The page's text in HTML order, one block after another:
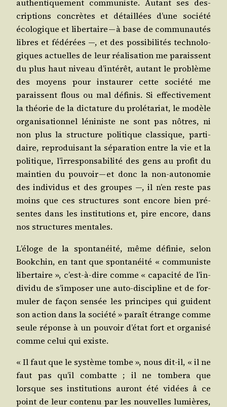
authen­ti­que­ment com­mu­niste. Autant ses des­
crip­tions concrètes et détaillées d’une socié­té
éco­lo­gique et liber­taire — à base de com­mu­nau­tés
libres et fédé­rées —, et des pos­si­bi­li­tés tech­no­lo­
giques actuelles de leur réa­li­sa­tion me paraissent
du plus haut niveau d’in­té­rêt, autant le pro­blème
des moyens pour ins­tau­rer cette socié­té me
paraissent flous ou mal défi­nis. Si effec­ti­ve­ment
la théo­rie de la dic­ta­ture du pro­lé­ta­riat, le modèle
orga­ni­sa­tion­nel léni­niste ne sont pas nôtres, ni
non plus la struc­ture poli­tique clas­sique, par­ti­
daire, repro­dui­sant la sépa­ra­tion entre la vie et la
poli­tique, l’ir­res­pon­sa­bi­li­té des gens au pro­fit du
main­tien du pou­voir — et donc la non-auto­no­mie
des indi­vi­dus et des groupes —, il n’en reste pas
moins que ces struc­tures sont encore bien pré­
sentes dans les ins­ti­tu­tions et, pire encore, dans
nos struc­tures mentales.
L’é­loge de la spon­ta­néi­té, même défi­nie, selon
Book­chin, en tant que spon­ta­néi­té « com­mu­niste
liber­taire », c’est-à-dire comme « capa­ci­té de l’in­
di­vi­du de s’im­po­ser une auto-dis­ci­pline et de for­
mu­ler de façon sen­sée les prin­cipes qui guident
son action dans la socié­té » paraît étrange comme
seule réponse à un pou­voir d’é­tat fort et orga­ni­sé
comme celui qui existe.
« Il faut que le sys­tème tombe », nous dit-il, « il ne
faut pas qu’il com­batte ; il ne tom­be­ra que
lorsque ses ins­ti­tu­tions auront été vidées â ce
point de leur conte­nu par les nou­velles lumières,